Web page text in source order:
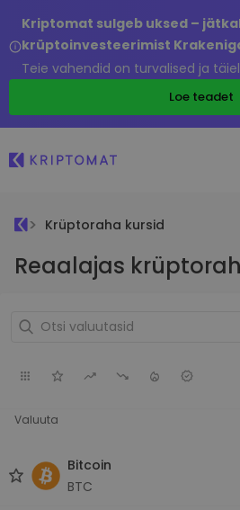
Kriptomat sulgeb uksed –
krüptoinvesteerimist
Teie vahendid on turvalised ja
Loe teadet
Krüptoraha kursid
Reaalajas
Valuuta
Bitcoin
BTC